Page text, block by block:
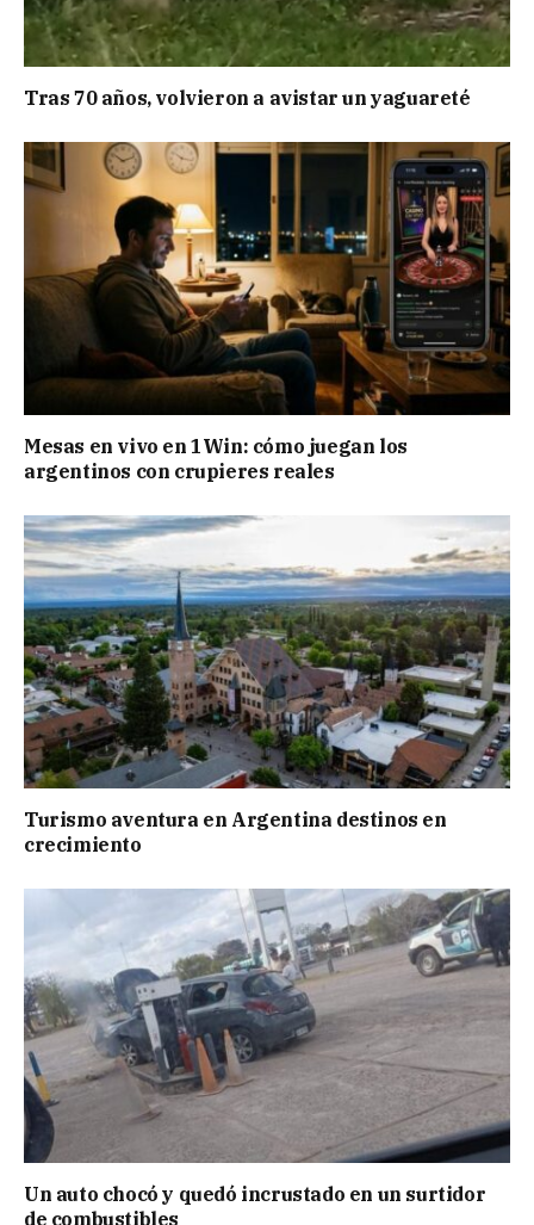
Tras 70 años, volvieron a avistar un yaguareté
Mesas en vivo en 1Win: cómo juegan los
argentinos con crupieres reales
Turismo aventura en Argentina destinos en
crecimiento
Un auto chocó y quedó incrustado en un surtidor
de combustibles